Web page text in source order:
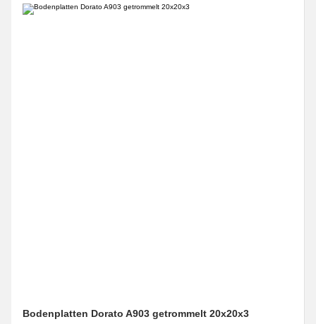
Bodenplatten Dorato A903 getrommelt 20x20x3